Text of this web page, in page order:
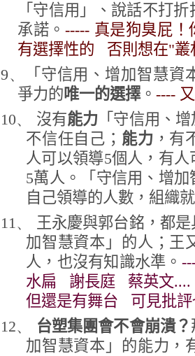
「守信用」、說話不打
承諾。 ----- 真是狗臭屁
有選擇性的 否則想在"叢
9、
「守信用、增加智慧
爭力的唯一的選擇。 ----
10、
沒有能力 「守信用、
不信任自己； 能力 ，有
人可以領導5個人，有人
5萬人。「守信用、增
自己領導的人數，組織
11、
王永慶與郭台銘，都
加智慧資本」的人；王
人，也沒有知識水準。
水扁 謝長庭 蔡英文....
但還是有舞台 可見批評
12、
台塑集團會不會崩潰？
加智慧資本」的能力，